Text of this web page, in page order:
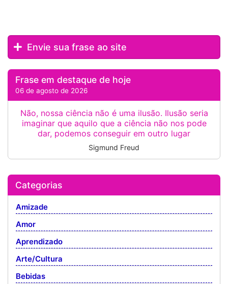
Envie sua frase ao site
Frase em destaque de hoje
06 de agosto de 2026
Não, nossa ciência não é uma ilusão. Ilusão seria
imaginar que aquilo que a ciência não nos pode
dar, podemos conseguir em outro lugar
Sigmund Freud
Categorias
Amizade
Amor
Aprendizado
Arte/Cultura
Bebidas